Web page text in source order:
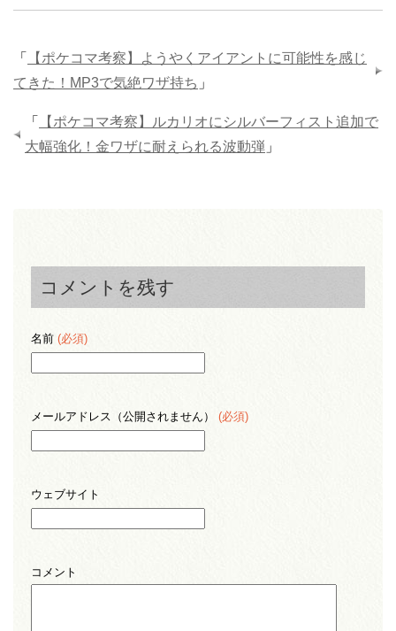
「
【ポケコマ考察】ようやくアイアントに可能性を感じ
てきた！MP3で気絶ワザ持ち 」
「
【ポケコマ考察】ルカリオにシルバーフィスト追加で
大幅強化！金ワザに耐えられる波動弾 」
コメントを残す
名前 (必須)
メールアドレス（公開されません） (必須)
ウェブサイト
コメント